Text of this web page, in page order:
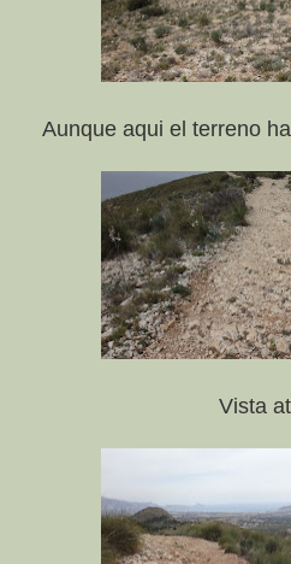
Aunque aqui el terreno
Vista